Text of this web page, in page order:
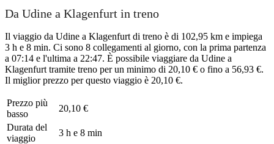
Da Udine a Klagenfurt in treno
Il viaggio da Udine a Klagenfurt di treno è di 102,95 km e impiega
3 h e 8 min. Ci sono 8 collegamenti al giorno, con la prima partenza
a 07:14 e l'ultima a 22:47. È possibile viaggiare da Udine a
Klagenfurt tramite treno per un minimo di 20,10 € o fino a 56,93 €.
Il miglior prezzo per questo viaggio è 20,10 €.
Prezzo più
basso
20,10 €
Durata del
viaggio
3 h e 8 min